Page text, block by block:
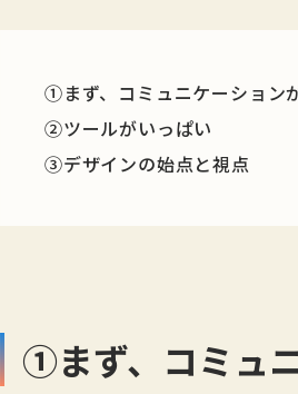
①まず、コミュニケーション
②ツールがいっぱい
③デザインの始点と視点
①まず、コミュ